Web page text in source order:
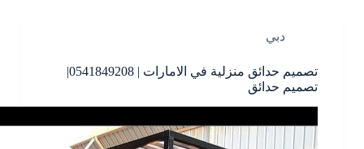
دبي
تصميم حدائق منزلية في الامارات | 0541849208|
تصميم حدائق